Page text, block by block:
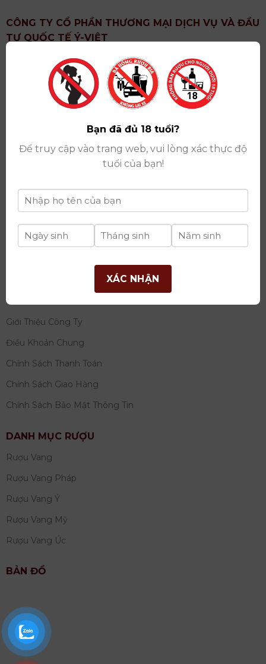
CÔNG TY CỔ PHẦN THƯƠNG MẠI DỊCH VỤ VÀ ĐẦU
TƯ QUỐC TẾ Ý-VIỆT
: Khu 6, Xã Hoài Đức, Thành Phố Hà Nội
Showroom: Số 09 Phố Liễu Giai, Phường Ngọc Hà,
Thành Phố Hà Nội
Giấy ĐKKD số: 0102751615 do Sở Tài Chính Thành
Phố Hà Nội cấp lần đầu ngày 07/05/2008,đăng ký
thay đổi lần thứ 17 ngày 06/08/2025
Giấy phép Phân Phối Rượu số : 529/GP-BCT do Bộ
Công Thương cấp ngày 14/11/2022
Ngân hàng:Ngân hàng TMCP Đầu tư và phát triển
Việt Nam (BIDV)
tư quốc tế Ý-Việt
Tây Hồ, TP Hà Nội
THÔNG TIN
Giới Thiệu Công Ty
Điều Khoản Chung
Chính Sách Thanh Toán
Chính Sách Giao Hàng
Chính Sách Bảo Mật Thông Tin
DANH MỤC RƯỢU
Rượu Vang
Rượu Vang Pháp
Rượu Vang Ý
Rượu Vang Mỹ
Rượu Vang Úc
BẢN ĐỒ
Bạn đã đủ 18 tuổi?
Để truy cập vào trang web, vui lòng xác thực độ
tuổi của bạn!
XÁC NHẬN